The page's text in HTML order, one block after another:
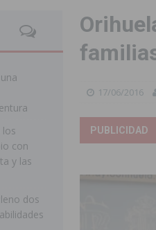
ORIHUELA
acogerá una sesión informativa
adjudica el contrato para
de la Horadada celebra una nueva
17/06/2016
PUBLICIDAD
con
y las
dos